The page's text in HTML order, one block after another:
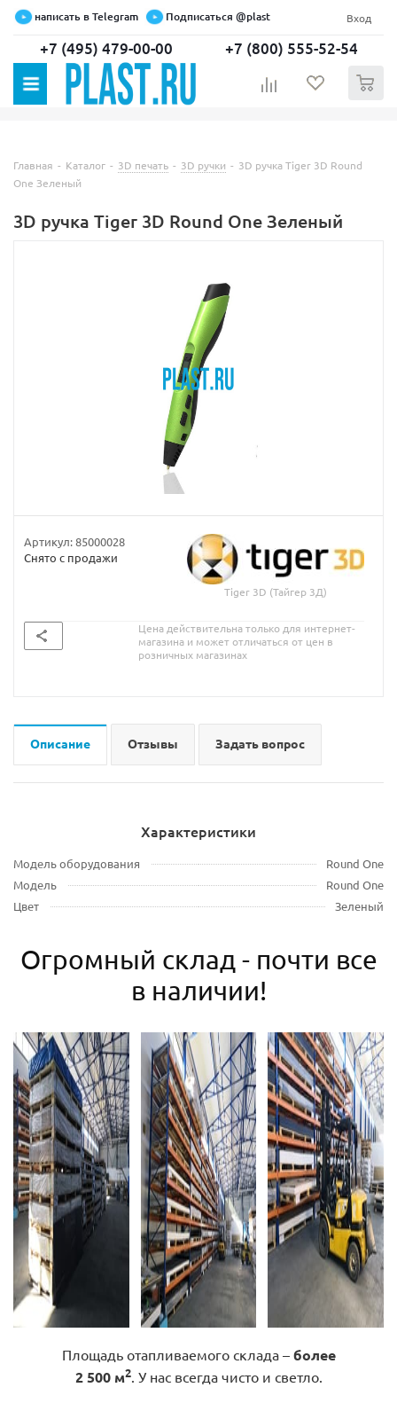
написать в Telegram Подписаться @plast Вход
+7 (495) 479-00-00 +7 (800) 555-52-54
Главная - Каталог - 3D печать - 3D ручки - 3D ручка Tiger 3D Round
One Зеленый
3D ручка Tiger 3D Round One Зеленый
Артикул:85000028
Снято с продажи
Tiger 3D (Тайгер 3Д)
Цена действительна только для интернет-
магазина и может отличаться от цен в
розничных магазинах
Описание Отзывы Задать вопрос
Характеристики
Модель оборудования
Round One
Модель
Round One
Цвет
Зеленый
Огромный склад - почти все
в наличии!
Площадь отапливаемого склада – более
2 500 м2. У нас всегда чисто и светло.